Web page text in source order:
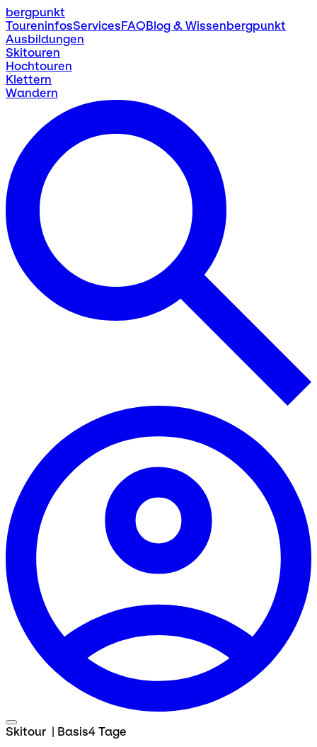
bergpunkt
ToureninfosServicesFAQBlog & Wissenbergpunkt
Ausbildungen
Skitouren
Hochtouren
Klettern
Wandern
Skitour | Basis4 Tage